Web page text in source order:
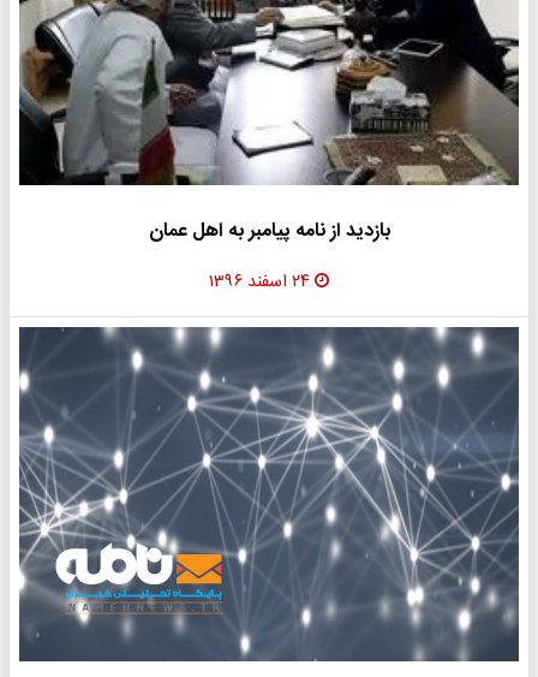
بازدید از نامه پیامبر به اهل عمان
۲۴ اسفند ۱۳۹۶